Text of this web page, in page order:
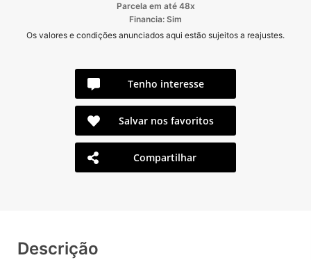
Parcela em até 48x
Financia: Sim
Os valores e condições anunciados aqui estão sujeitos a reajustes.
Tenho interesse
Salvar nos favoritos
Compartilhar
Descrição